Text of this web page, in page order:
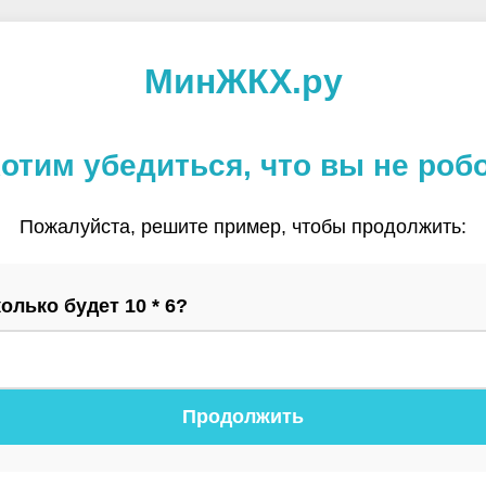
МинЖКХ.ру
убедиться, что вы не
Пожалуйста, решите пример, чтобы продолжить:
будет 10 * 6?
Продолжить